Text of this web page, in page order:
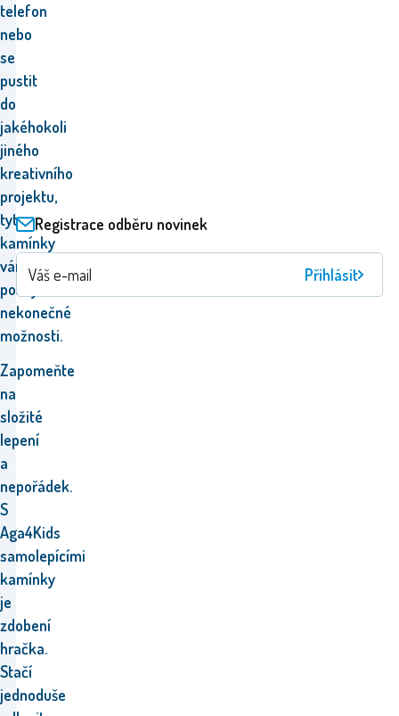
telefon
nebo
se
pustit
do
jakéhokoli
jiného
kreativního
projektu,
tyto
kamínky
vám
poskytnou
nekonečné
možnosti.
Zapomeňte
na
složité
lepení
a
nepořádek.
S
Aga4Kids
samolepícími
kamínky
je
zdobení
hračka.
Stačí
jednoduše
Registrace odběru novinek
Přihlásit